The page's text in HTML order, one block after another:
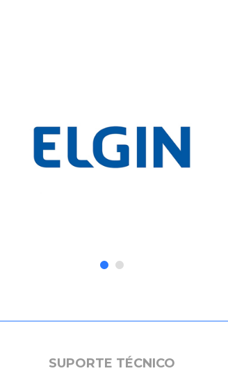
SUPORTE TÉCNICO